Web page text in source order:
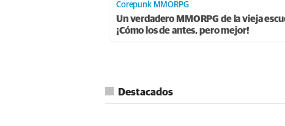
Corepunk MMORPG
Un verdadero MMORPG de la vieja
¡Cómo los de antes, pero mejor!
Destacados